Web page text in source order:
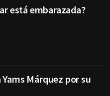
está embarazada?
Márquez por su